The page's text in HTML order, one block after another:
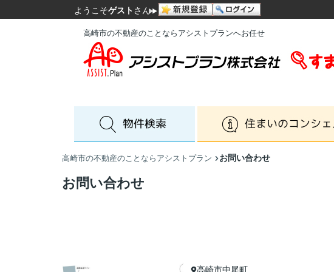
ようこそゲスト さん
高崎市の不動産のことならアシストプランへお任せ
高崎市の不動産のことならアシストプラン お問い合わせ
お問い合わせ
高崎市中尾町